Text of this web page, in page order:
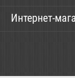
Новости
Интернет-